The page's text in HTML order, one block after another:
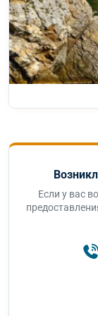
Если у вас